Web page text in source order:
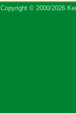
Copyright © 2000/2026